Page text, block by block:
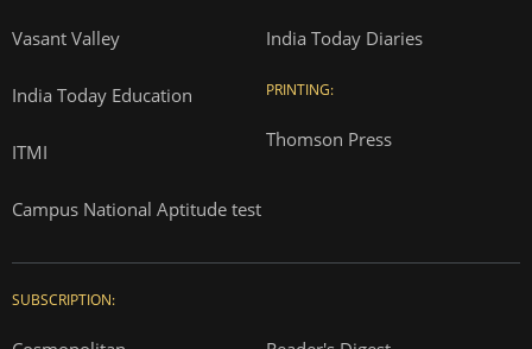
Vasant Valley
India Today Education
ITMI
Campus National Aptitude test
India Today Diaries
PRINTING:
Thomson Press
SUBSCRIPTION: